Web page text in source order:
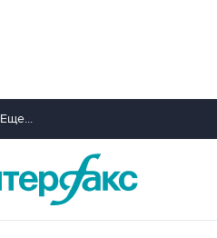
Еще...